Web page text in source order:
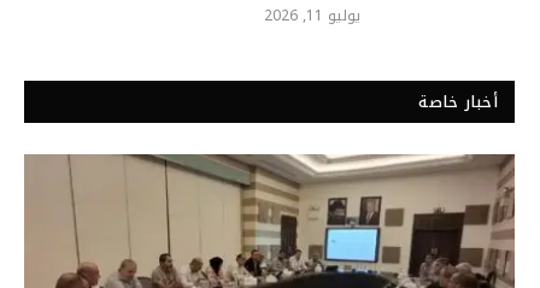
يوليو 11, 2026
أخبار خاصة